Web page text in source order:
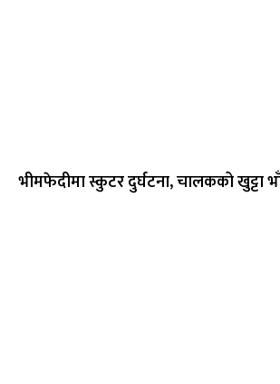
भीमफेदीमा स्कुटर दुर्घटना, चालकको खुट्टा